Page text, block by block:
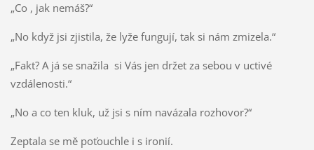
„Co , jak nemáš?“
„No když jsi zjistila, že lyže fungují, tak si nám zmizela.“
„Fakt? A já se snažila si Vás jen držet za sebou v uctivé
vzdálenosti.“
„No a co ten kluk, už jsi s ním navázala rozhovor?“
Zeptala se mě poťouchle i s ironií.